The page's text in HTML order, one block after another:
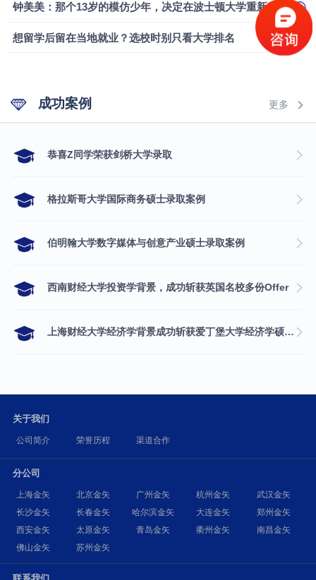
钟美美：那个13岁的模仿少年，决定在波士顿大学重新定义自己
想留学后留在当地就业？选校时别只看大学排名
成功案例 更多
​恭喜Z同学荣获剑桥大学录取
格拉斯哥大学国际商务硕士录取案例
伯明翰大学数字媒体与创意产业硕士录取案例
西南财经大学投资学背景，成功斩获英国名校多份Offer
上海财经大学经济学背景成功斩获爱丁堡大学经济学硕士录取
关于我们
公司简介 荣誉历程 渠道合作
分公司
上海金矢 北京金矢 广州金矢 杭州金矢
武汉金矢
长沙金矢
长春金矢 哈尔滨金矢 大连金矢
郑州金矢
西安金矢
太原金矢 青岛金矢 衢州金矢
南昌金矢
佛山金矢
苏州金矢